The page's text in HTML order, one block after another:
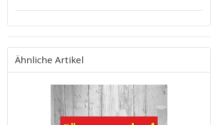
Ähnliche Artikel